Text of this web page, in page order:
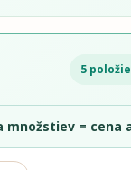
5
množstiev = cena